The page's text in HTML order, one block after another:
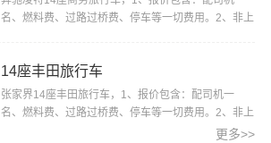
名、燃料费、过路过桥费、停车等一切费用。2、非上
14座丰田旅行车
张家界14座丰田旅行车，1、报价包含：配司机一
名、燃料费、过路过桥费、停车等一切费用。2、非上
述行程包车，价格另行商议。3、我们将确保您所包租
更多>>